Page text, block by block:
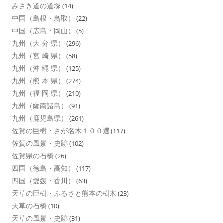
みさき道の道塚 (14)
中国（島根・鳥取） (22)
中国（広島・岡山） (5)
九州（大 分 県） (296)
九州（宮 崎 県） (58)
九州（沖 縄 県） (125)
九州（熊 本 県） (274)
九州（福 岡 県） (210)
九州（薩南諸島） (91)
九州（鹿児島県） (261)
佐賀の巨樹・さが名木１００選 (117)
佐賀の風景・史跡(102)
佐賀県の石橋 (26)
四国（徳島・高知） (117)
四国（愛媛・香川） (63)
天草の巨樹・ふるさと熊本の樹木 (23)
天草の石橋 (10)
天草の風景・史跡(31)